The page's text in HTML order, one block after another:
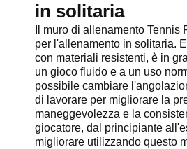
in solitaria
Il muro di allenamento Tennis
per l'allenamento in solitaria.
con materiali resistenti, è in
un gioco fluido e a un uso
possibile cambiare
di lavorare per migliorare la
maneggevolezza e la
giocatore, dal principiante
migliorare utilizzando questo